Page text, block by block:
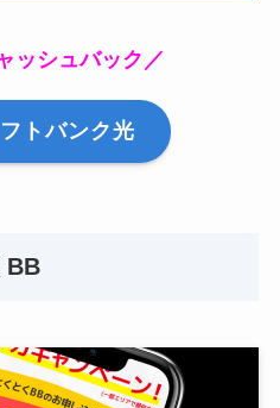
ッシュバック／
トバンク光
BB